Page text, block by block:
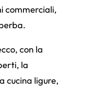
commerciali,
con la
la
cucina ligure,